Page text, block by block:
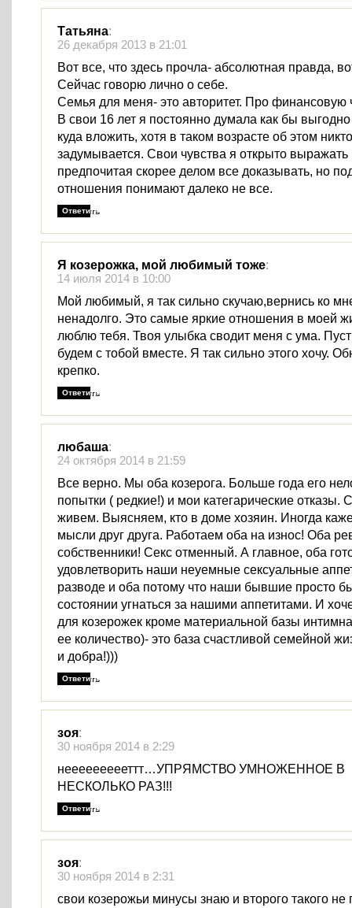
Татьяна:
26 декабря 2013 в 21:01
Вот все, что здесь прочла- абсолютная правда,
Сейчас говорю лично о себе.
Семья для меня- это авторитет. Про финансовую
В свои 16 лет я постоянно думала как бы выгодно
куда вложить, хотя в таком возрасте об этом
задумывается. Свои чувства я открыто
предпочитая скорее делом все доказывать, но
отношения понимают далеко не все.
Ответить
Я козерожка, мой любимый тоже:
14 июля 2014 в 10:00
Мой любимый, я так сильно скучаю,вернись ко
ненадолго. Это самые яркие отношения в моей
люблю тебя. Твоя улыбка сводит меня с ума.
будем с тобой вместе. Я так сильно этого хочу.
крепко.
Ответить
любаша:
24 октября 2014 в 21:59
Все верно. Мы оба козерога. Больше года его
попытки ( редкие!) и мои категарические отказы.
живем. Выясняем, кто в доме хозяин. Иногда
мысли друг друга. Работаем оба на износ! Оба
собственники! Секс отменный. А главное, оба
удовлетворить наши неуемные сексуальные
разводе и оба потому что наши бывшие просто
состоянии угнаться за нашими аппетитами. И
для козерожек кроме материальной базы
ее количество)- это база счастливой семейной
и добра!)))
Ответить
зоя:
30 ноября 2014 в 2:29
неееееееееттт…УПРЯМСТВО УМНОЖЕННОЕ В
НЕСКОЛЬКО РАЗ!!!
Ответить
зоя:
30 ноября 2014 в 2:31
свои козерожьи минусы знаю и второго такого не